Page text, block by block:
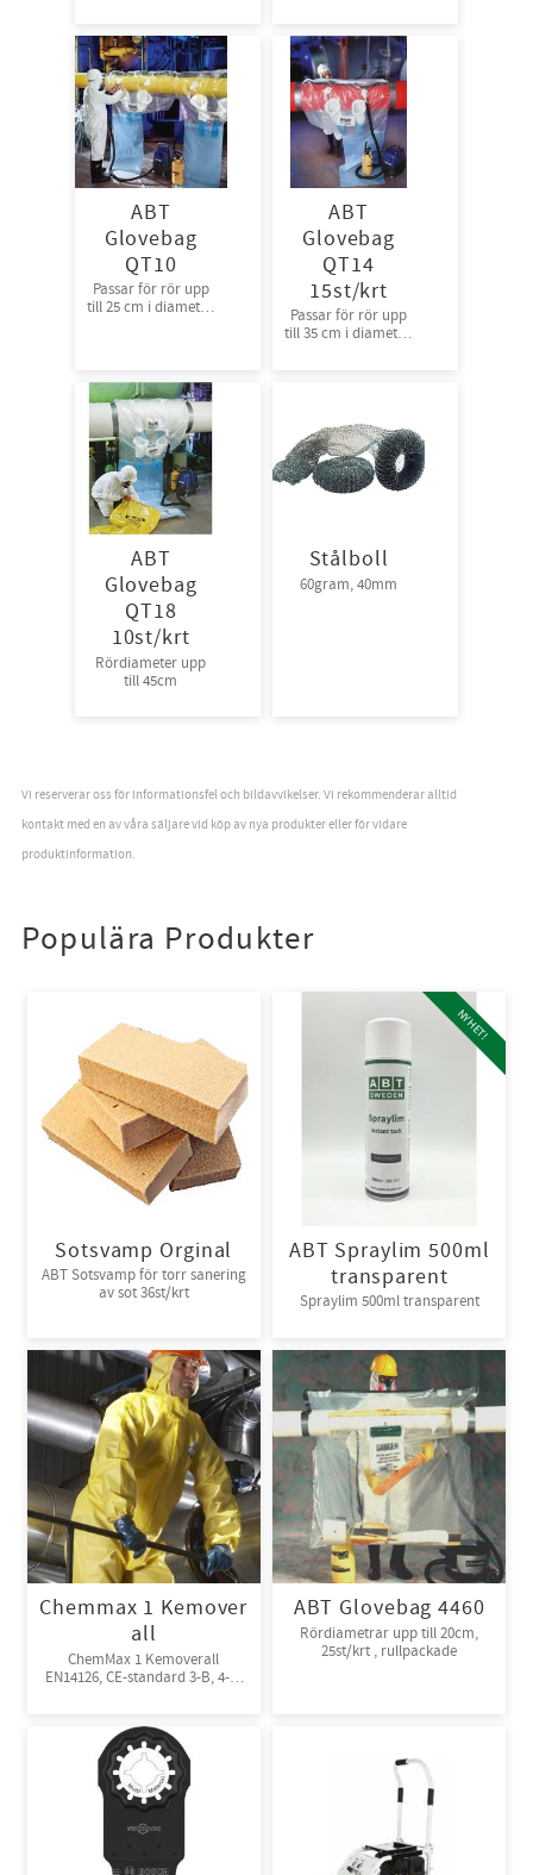
ABT
Glovebag
QT10
Passar för rör upp
till 25 cm i diameter.
ABT
Glovebag
QT14
15st/krt
Passar för rör upp
till 35 cm i diameter.
ABT
Glovebag
QT18
10st/krt
Rördiameter upp
till 45cm
Stålboll
60gram, 40mm
Vi reserverar oss för informationsfel och bildavvikelser. Vi rekommenderar alltid
kontakt med en av våra säljare vid köp av nya produkter eller för vidare
produktinformation.
Populära Produkter
Sotsvamp Orginal
ABT Sotsvamp för torr sanering
av sot 36st/krt
ABT Spraylim 500ml
transparent
Spraylim 500ml transparent
NYHET!
Chemmax 1 Kemover
all
ChemMax 1 Kemoverall
EN14126, CE-standard 3-B, 4-B,
ABT Glovebag 4460
Rördiametrar upp till 20cm,
25st/krt , rullpackade